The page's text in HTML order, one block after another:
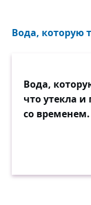
Вода, которую
Вода,
что утекла и
со временем.